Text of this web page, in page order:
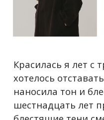
Красилась я лет с
хотелось
наносила тон и
шестнадцать лет